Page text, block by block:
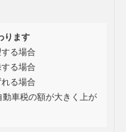
ります
る場合
る場合
る場合
動車税の額が大きく上が